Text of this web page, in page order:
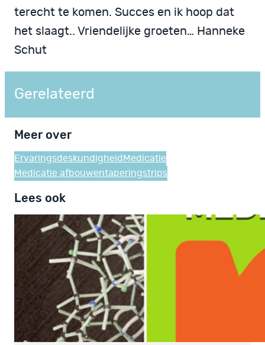
terecht te komen. Succes en ik hoop dat
het slaagt.. Vriendelijke groeten… Hanneke
Schut
Gerelateerd
Meer over
Ervaringsdeskundigheid Medicatie
Medicatie afbouwentaperingstrips
Lees ook